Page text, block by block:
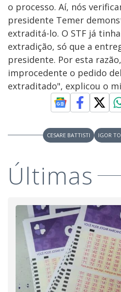
o processo. Aí, nós
presidente Temer
extraditá-lo. O STF já
extradição, só que a
presidente. Por esta
improcedente o pedido
extraditado", explicou o
CESARE BATTISTI IGOR
Últimas